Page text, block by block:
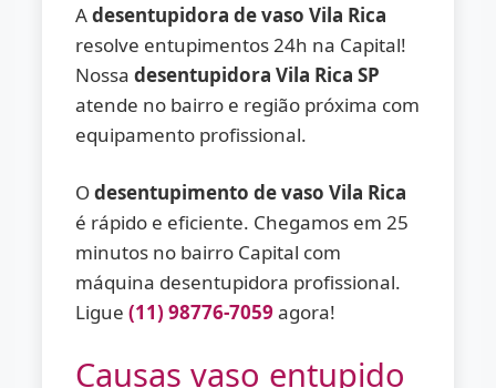
Adesentupidora de vaso Vila Rica
resolve entupimentos 24h na Capital!
Nossadesentupidora Vila Rica SP
atende no bairro e região próxima com
equipamento profissional.
Odesentupimento de vaso Vila Rica
é rápido e eficiente. Chegamos em 25
minutos no bairro Capital com
máquina desentupidora profissional.
Ligue(11) 98776-7059 agora!
Causas vaso entupido